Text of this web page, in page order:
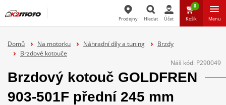
Prodejny Hledat Účet
0
Košík Menu
Domů Na motorku Náhradní díly a tuning
Brzdy
Brzdové kotouče
Náš kód: P290049
Brzdový kotouč GOLDFREN
903-501F přední 245 mm